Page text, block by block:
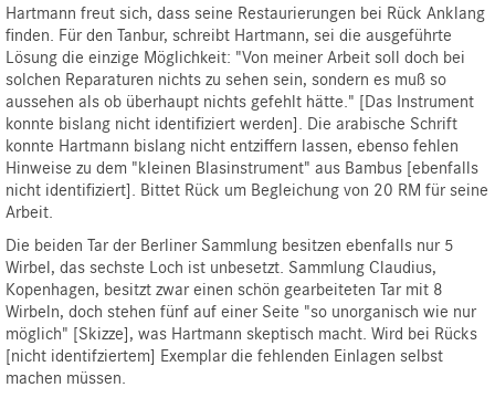
Hartmann freut sich, dass seine Restaurierungen bei Rück Anklang
finden. Für den Tanbur, schreibt Hartmann, sei die ausgeführte
Lösung die einzige Möglichkeit: "Von meiner Arbeit soll doch bei
solchen Reparaturen nichts zu sehen sein, sondern es muß so
aussehen als ob überhaupt nichts gefehlt hätte." [Das Instrument
konnte bislang nicht identifiziert werden]. Die arabische Schrift
konnte Hartmann bislang nicht entziffern lassen, ebenso fehlen
Hinweise zu dem "kleinen Blasinstrument" aus Bambus [ebenfalls
nicht identifiziert]. Bittet Rück um Begleichung von 20 RM für seine
Arbeit.
Die beiden Tar der Berliner Sammlung besitzen ebenfalls nur 5
Wirbel, das sechste Loch ist unbesetzt. Sammlung Claudius,
Kopenhagen, besitzt zwar einen schön gearbeiteten Tar mit 8
Wirbeln, doch stehen fünf auf einer Seite "so unorganisch wie nur
möglich" [Skizze], was Hartmann skeptisch macht. Wird bei Rücks
[nicht identifziertem] Exemplar die fehlenden Einlagen selbst
machen müssen.